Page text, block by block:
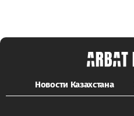
Новости Казахстана